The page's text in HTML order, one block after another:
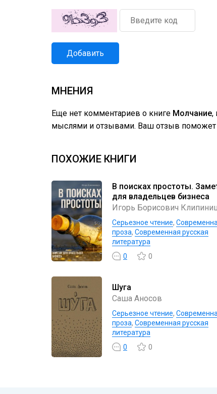
Добавить
МНЕНИЯ
Еще нет комментариев о книге Молчание,
мыслями и отзывами. Ваш отзыв поможет
ПОХОЖИЕ КНИГИ
В поисках простоты.
для владельцев бизнеса
Игорь Борисович
Серьезное чтение,
проза, Современная русская
литература
0
0
Шуга
Саша Аносов
Серьезное чтение,
проза, Современная русская
литература
0
0